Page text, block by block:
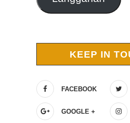
KEEP IN
FACEBOOK
GOOGLE +